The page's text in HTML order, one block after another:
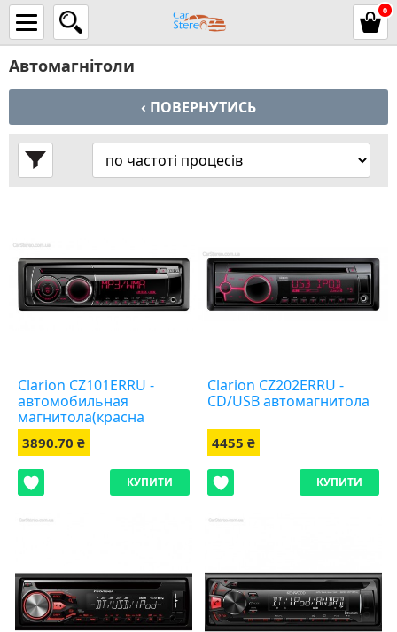
0
Автомагнітоли
‹ ПОВЕРНУТИСЬ
Clarion CZ101ERRU -
автомобильная
магнитола(красна
подсветка)
3890.70 ₴
КУПИТИ
Clarion CZ202ERRU -
CD/USB автомагнитола
4455 ₴
КУПИТИ